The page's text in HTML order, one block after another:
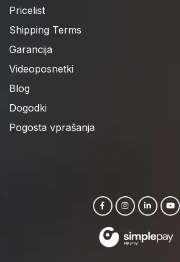
Pricelist
Shipping Terms
Garancija
Videoposnetki
Blog
Dogodki
Pogosta vprašanja